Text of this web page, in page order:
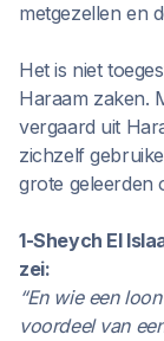
metgezellen en
Het is niet
Haraam zaken.
vergaard uit
zichzelf
grote geleerden
1-Sheych El
zei:
“En wie een
voordeel van